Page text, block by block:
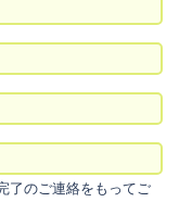
了のご連絡をもってご